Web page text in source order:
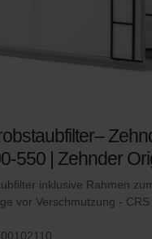
550 | Zehnder
inklusive Rahmen
vor Verschmutzung -